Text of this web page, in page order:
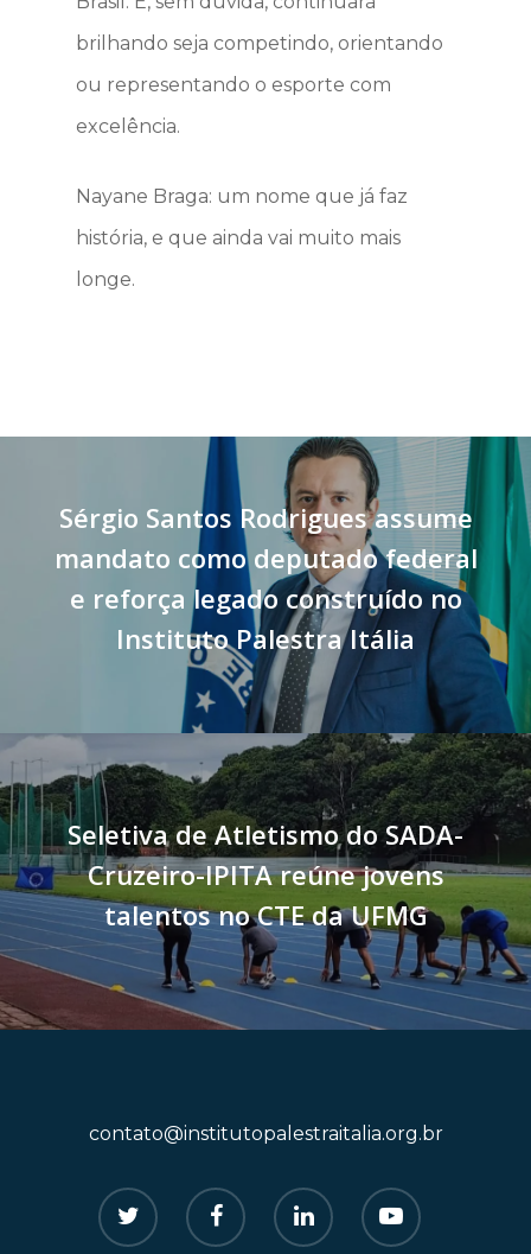
brilhando seja competindo, orientando
ou representando o esporte com
excelência.
Nayane Braga: um nome que já faz
história, e que ainda vai muito mais
longe.
Sérgio Santos Rodrigues assume
mandato como deputado federal
e reforça legado construído no
Instituto Palestra Itália
Seletiva de Atletismo do SADA-
Cruzeiro-IPITA reúne jovens
talentos no CTE da UFMG
contato@institutopalestraitalia.org.br